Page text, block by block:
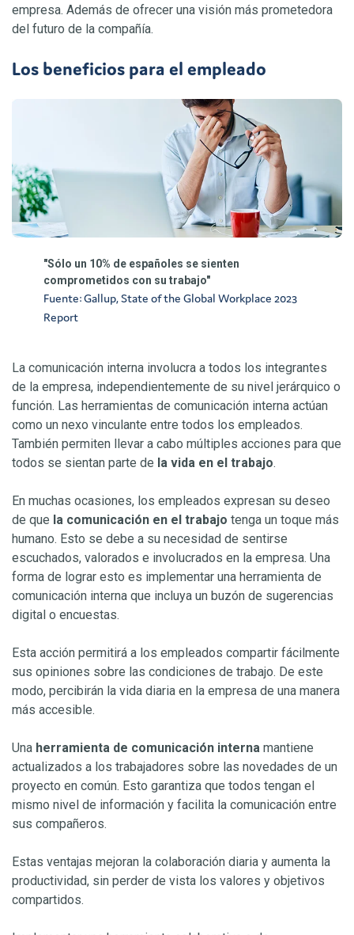
empresa. Además de ofrecer una visión más prometedora
del futuro de la compañía.
Los beneficios para el empleado
"Sólo un 10% de españoles se sienten
comprometidos con su trabajo"
Fuente: Gallup, State of the Global Workplace 2023
Report
La comunicación interna involucra a todos los integrantes
de la empresa, independientemente de su nivel jerárquico o
función. Las herramientas de comunicación interna actúan
como un nexo vinculante entre todos los empleados.
También permiten llevar a cabo múltiples acciones para que
todos se sientan parte de la vida en el trabajo.
En muchas ocasiones, los empleados expresan su deseo
de que la comunicación en el trabajo tenga un toque más
humano. Esto se debe a su necesidad de sentirse
escuchados, valorados e involucrados en la empresa. Una
forma de lograr esto es implementar una herramienta de
comunicación interna que incluya un buzón de sugerencias
digital o encuestas.
Esta acción permitirá a los empleados compartir fácilmente
sus opiniones sobre las condiciones de trabajo. De este
modo, percibirán la vida diaria en la empresa de una manera
más accesible.
Una herramienta de comunicación interna mantiene
actualizados a los trabajadores sobre las novedades de un
proyecto en común. Esto garantiza que todos tengan el
mismo nivel de información y facilita la comunicación entre
sus compañeros.
Estas ventajas mejoran la colaboración diaria y aumenta la
productividad, sin perder de vista los valores y objetivos
compartidos.